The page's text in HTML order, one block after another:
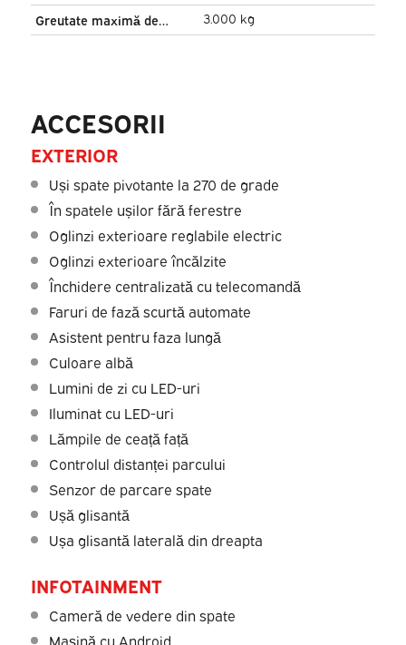
Greutate maximă de
3.000 kg
ACCESORII
EXTERIOR
Uși spate pivotante la 270 de grade
În spatele ușilor fără ferestre
Oglinzi exterioare reglabile electric
Oglinzi exterioare încălzite
Închidere centralizată cu telecomandă
Faruri de fază scurtă automate
Asistent pentru faza lungă
Culoare albă
Lumini de zi cu LED-uri
Iluminat cu LED-uri
Lămpile de ceață față
Controlul distanței parcului
Senzor de parcare spate
Ușă glisantă
Ușa glisantă laterală din dreapta
INFOTAINMENT
Cameră de vedere din spate
Mașină cu Android